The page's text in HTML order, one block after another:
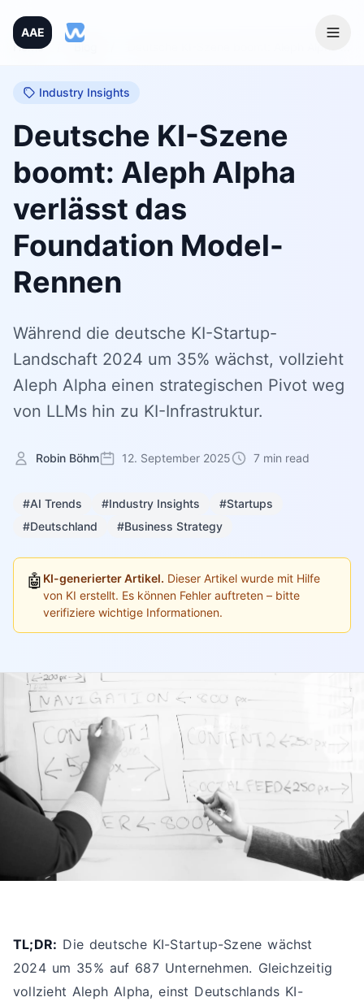
AAE
Home
Blog
Industry Insights
Deutsche KI-Szene
boomt: Aleph Alpha
verlässt das
Foundation Model-
Rennen
Während die deutsche KI-Startup-
Landschaft 2024 um 35% wächst, vollzieht
Aleph Alpha einen strategischen Pivot weg
von LLMs hin zu KI-Infrastruktur.
Robin Böhm 12. September 2025 7 min read
#AI Trends #Industry Insights
#Startups
#Deutschland
#Business Strategy
🤖 KI-generierter Artikel. Dieser Artikel wurde mit Hilfe
von KI erstellt. Es können Fehler auftreten – bitte
verifiziere wichtige Informationen.
TL;DR: Die deutsche KI-Startup-Szene wächst
2024 um 35% auf 687 Unternehmen. Gleichzeitig
vollzieht Aleph Alpha, einst Deutschlands KI-